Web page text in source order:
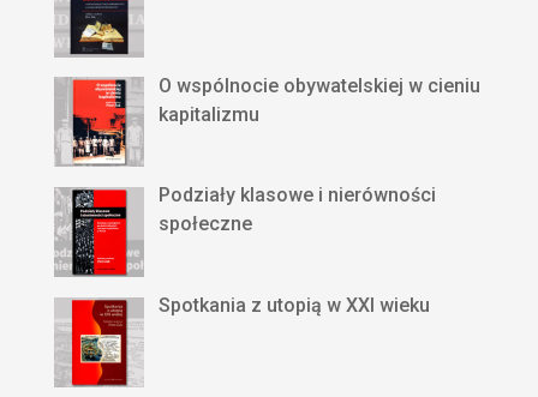
O wspólnocie obywatelskiej w cieniu
kapitalizmu
Podziały klasowe i nierówności
społeczne
Spotkania z utopią w XXI wieku